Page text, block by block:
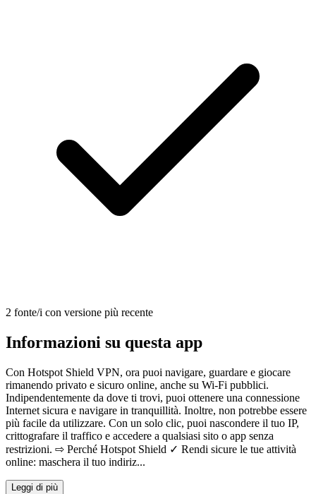
2 fonte/i con versione più recente
Informazioni su questa app
Con Hotspot Shield VPN, ora puoi navigare, guardare e giocare
rimanendo privato e sicuro online, anche su Wi-Fi pubblici.
Indipendentemente da dove ti trovi, puoi ottenere una connessione
Internet sicura e navigare in tranquillità. Inoltre, non potrebbe essere
più facile da utilizzare. Con un solo clic, puoi nascondere il tuo IP,
crittografare il traffico e accedere a qualsiasi sito o app senza
restrizioni. ⇨ Perché Hotspot Shield ✓ Rendi sicure le tue attività
online: maschera il tuo indiriz...
Leggi di più